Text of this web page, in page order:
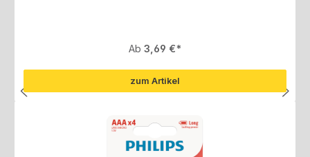
Regulärer Preis:
Ab 3,69 €
zum Artikel